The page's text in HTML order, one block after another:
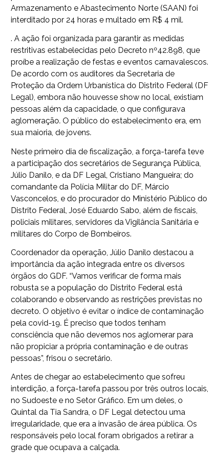
Armazenamento e Abastecimento Norte (SAAN) foi
interditado por 24 horas e multado em R$ 4 mil.
. A ação foi organizada para garantir as medidas
restritivas estabelecidas pelo Decreto nº42.898, que
proíbe a realização de festas e eventos carnavalescos.
De acordo com os auditores da Secretaria de
Proteção da Ordem Urbanística do Distrito Federal (DF
Legal), embora não houvesse show no local, existiam
pessoas além da capacidade, o que configurava
aglomeração. O público do estabelecimento era, em
sua maioria, de jovens.
Neste primeiro dia de fiscalização, a força-tarefa teve
a participação dos secretários de Segurança Pública,
Júlio Danilo, e da DF Legal, Cristiano Mangueira; do
comandante da Polícia Militar do DF, Márcio
Vasconcelos, e do procurador do Ministério Público do
Distrito Federal, José Eduardo Sabo, além de fiscais,
policiais militares, servidores da Vigilância Sanitária e
militares do Corpo de Bombeiros.
Coordenador da operação, Júlio Danilo destacou a
importância da ação integrada entre os diversos
órgãos do GDF. “Vamos verificar de forma mais
robusta se a população do Distrito Federal está
colaborando e observando as restrições previstas no
decreto. O objetivo é evitar o índice de contaminação
pela covid-19. É preciso que todos tenham
consciência que não devemos nos aglomerar para
não propiciar a própria contaminação e de outras
pessoas”, frisou o secretário.
Antes de chegar ao estabelecimento que sofreu
interdição, a força-tarefa passou por três outros locais,
no Sudoeste e no Setor Gráfico. Em um deles, o
Quintal da Tia Sandra, o DF Legal detectou uma
irregularidade, que era a invasão de área pública. Os
responsáveis pelo local foram obrigados a retirar a
grade que ocupava a calçada.